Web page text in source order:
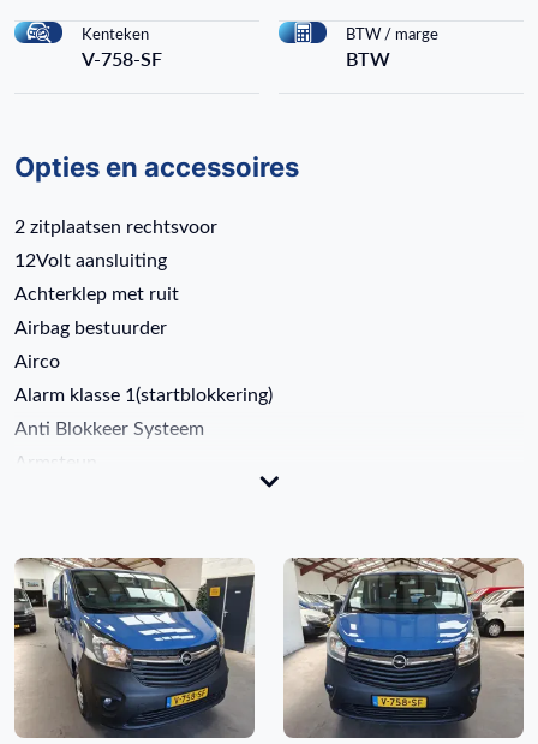
Kenteken
V-758-SF
BTW / marge
BTW
Opties en accessoires
2 zitplaatsen rechtsvoor
12Volt aansluiting
Achterklep met ruit
Airbag bestuurder
Airco
Alarm klasse 1(startblokkering)
Anti Blokkeer Systeem
Armsteun
Autotelefoonvoorbereiding met bluetooth
Bestuurdersstoel in hoogte verstelbaar
Binnenspiegel automatisch dimmend
Bluetooth telefoonvoorbereiding
Buitenspiegels elektrisch verstel- en verwarmbaar
Buitenspiegels elektrisch verstelbaar